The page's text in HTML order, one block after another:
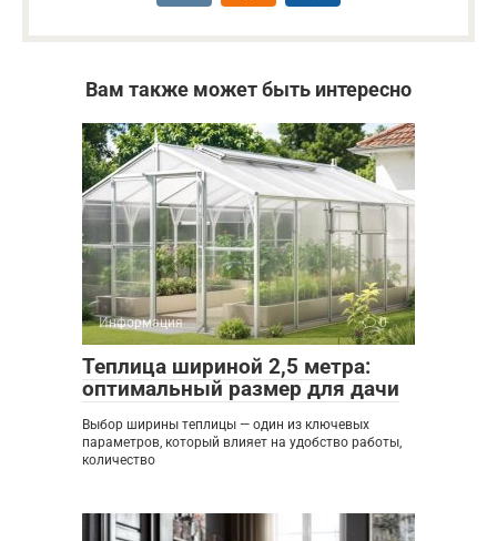
Вам также может быть интересно
Информация 0
Теплица шириной 2,5 метра:
оптимальный размер для дачи
Выбор ширины теплицы — один из ключевых
параметров, который влияет на удобство работы,
количество